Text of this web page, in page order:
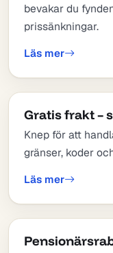
bevakar du
prissänkningar.
Läs mer
Gratis frakt –
Knep för att
gränser, koder
Läs mer